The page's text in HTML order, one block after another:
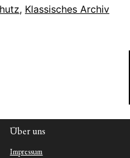
, Klassisches Archiv
Über uns
Impressum